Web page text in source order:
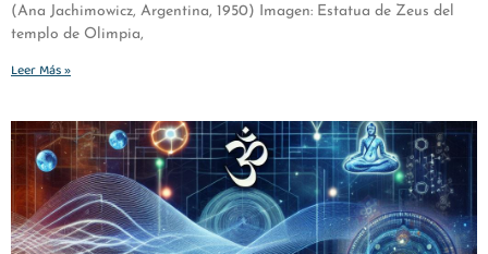
(Ana Jachimowicz, Argentina, 1950) Imagen: Estatua de Zeus del
templo de Olimpia,
Leer Más »